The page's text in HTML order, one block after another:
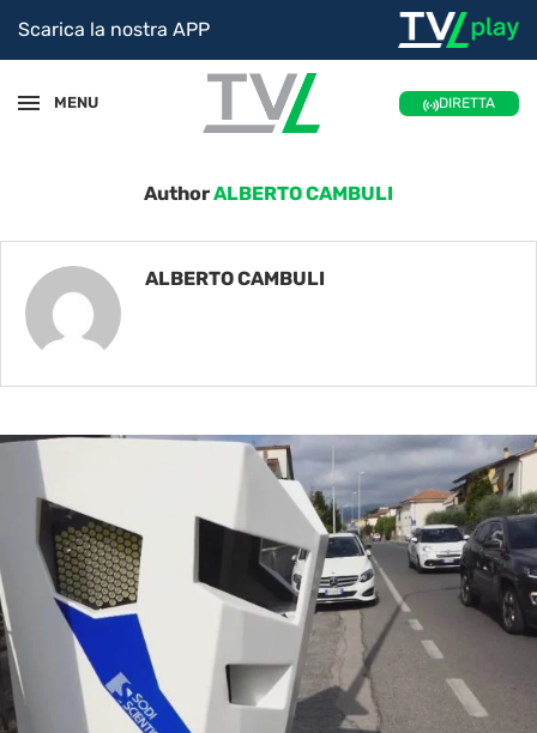
Scarica la nostra APP
MENU DIRETTA
AuthorALBERTO CAMBULI
ALBERTO CAMBULI